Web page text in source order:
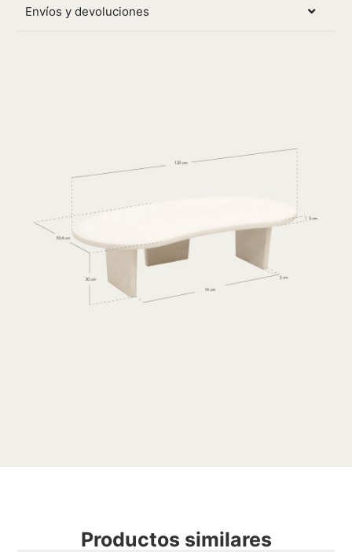
Envíos y devoluciones
Productos similares